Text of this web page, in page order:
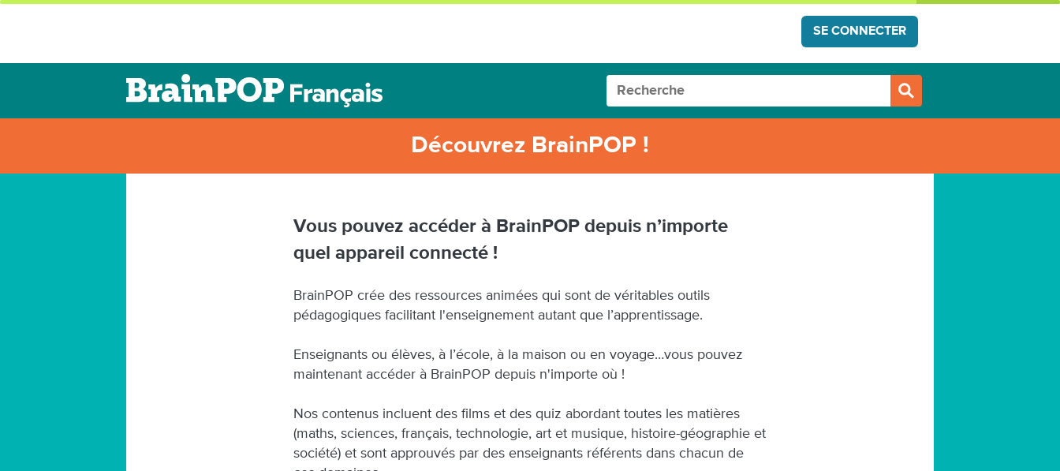
SE CONNECTER
Découvrez BrainPOP !
Vous pouvez accéder à BrainPOP depuis n’importe
quel appareil connecté !
BrainPOP crée des ressources animées qui sont de véritables outils
pédagogiques facilitant l'enseignement autant que l’apprentissage.
Enseignants ou élèves, à l’école, à la maison ou en voyage…vous pouvez
maintenant accéder à BrainPOP depuis n'importe où !
Nos contenus incluent des films et des quiz abordant toutes les matières
(maths, sciences, français, technologie, art et musique, histoire-géographie et
société) et sont approuvés par des enseignants référents dans chacun de